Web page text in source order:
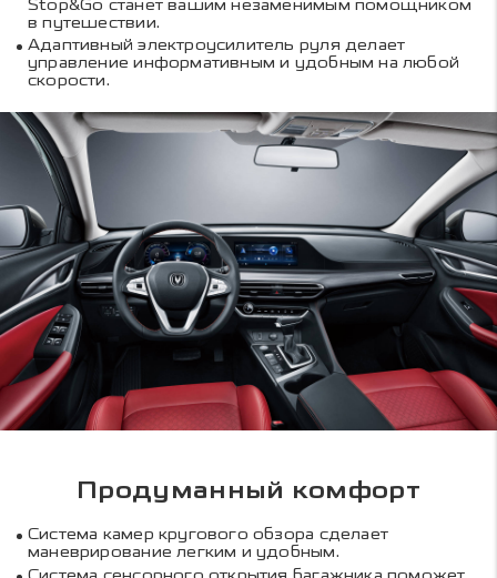
Stop&Go станет вашим незаменимым помощником
в путешествии.
Адаптивный электроусилитель руля делает
управление информативным и удобным на любой
скорости.
Продуманный комфорт
Система камер кругового обзора сделает
маневрирование легким и удобным.